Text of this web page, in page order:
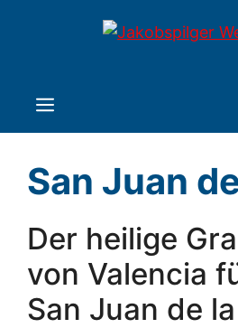
Menü
San Juan
Der heilige
von Valencia
San Juan de